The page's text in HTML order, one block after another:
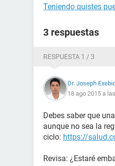
Teniendo quistes
3 respuestas
RESPUESTA 1 / 3
Dr. Joseph
18 ago 2015 a
Debes saber que
aunque no sea la
ciclo: https://
Revisa: ¿Estaré